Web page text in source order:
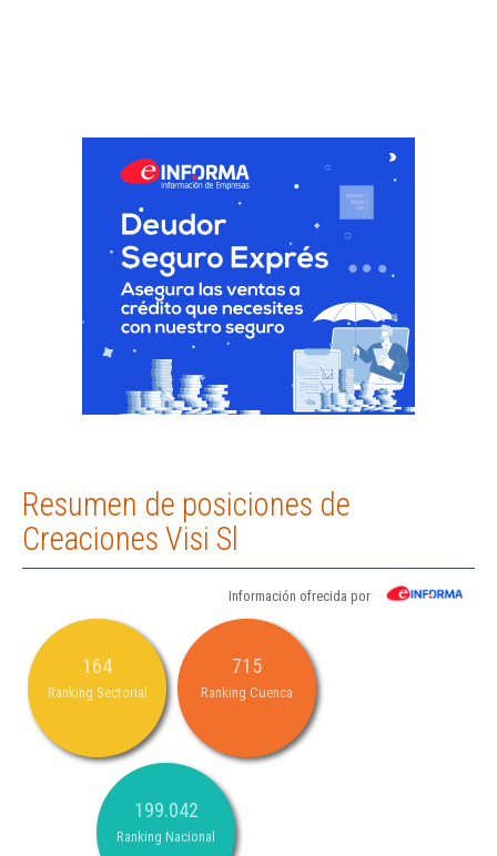
Resumen de posiciones de
Creaciones Visi Sl
Información ofrecida por
164
Ranking Sectorial
715
Ranking Cuenca
199.042
Ranking Nacional